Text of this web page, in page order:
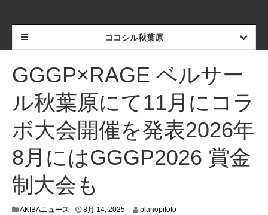
ココシル秋葉原
GGGP×RAGE ベルサー
ル秋葉原にて11月にコラ
ボ大会開催を発表2026年
8月にはGGGP2026 賞金
制大会も
AKIBAニュース 8月 14, 20258
planopiloto